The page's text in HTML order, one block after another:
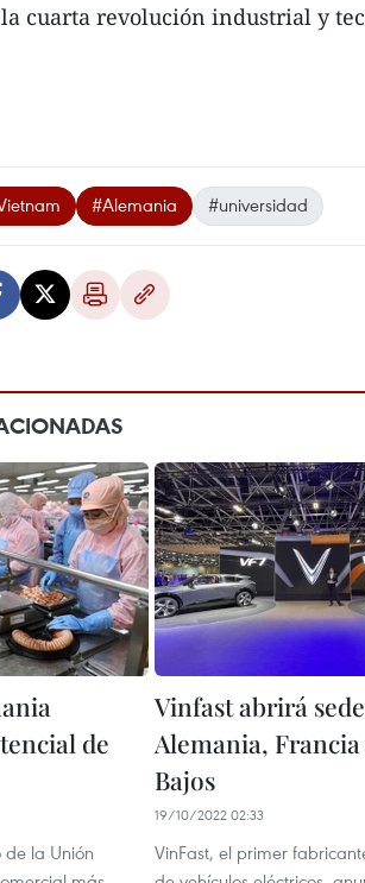
cuarta revolución industrial y
#Alemania #universidad
de
la Unión
Vinfast abrirá
Alemania, Francia
Bajos
19/10/2022 02:33
VinFast, el primer